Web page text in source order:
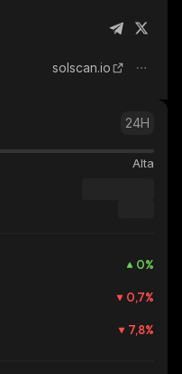
solscan.io
24H
Alta
0%
0,7%
7,8%